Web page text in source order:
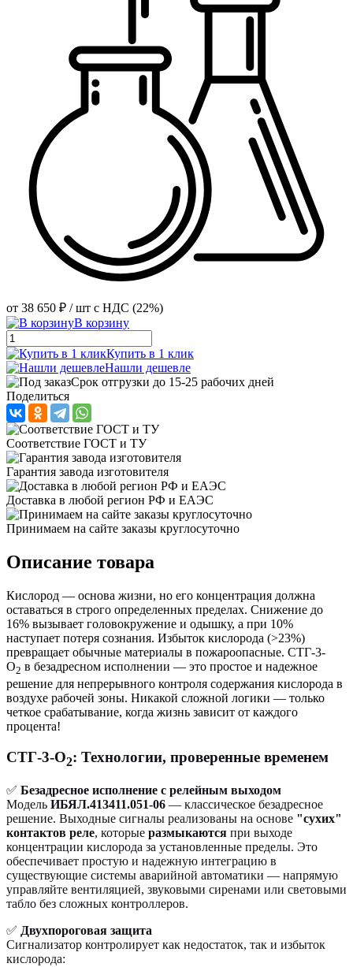
от 38 650 ₽ / шт с НДС (22%)
В корзину
Купить в 1 клик
Нашли дешевле
Срок отгрузки до 15-25 рабочих дней
Поделиться
Соответствие ГОСТ и ТУ
Гарантия завода изготовителя
Доставка в любой регион РФ и ЕАЭС
Принимаем на сайте заказы круглосуточно
Описание товара
Кислород — основа жизни, но его концентрация должна
оставаться в строго определенных пределах. Снижение до
16% вызывает головокружение и одышку, а при 10%
наступает потеря сознания. Избыток кислорода (>23%)
превращает обычные материалы в пожароопасные. СТГ-3-
О2 в безадресном исполнении — это простое и надежное
решение для непрерывного контроля содержания кислорода в
воздухе рабочей зоны. Никакой сложной логики — только
четкое срабатывание, когда жизнь зависит от каждого
процента!
СТГ-3-О2: Технологии, проверенные временем
✅ Безадресное исполнение с релейным выходом
Модель ИБЯЛ.413411.051-06 — классическое безадресное
решение. Выходные сигналы реализованы на основе "сухих"
контактов реле, которые размыкаются при выходе
концентрации кислорода за установленные пределы. Это
обеспечивает простую и надежную интеграцию в
существующие системы аварийной автоматики — напрямую
управляйте вентиляцией, звуковыми сиренами или световыми
табло без сложных контроллеров.
✅ Двухпороговая защита
Сигнализатор контролирует как недостаток, так и избыток
кислорода: